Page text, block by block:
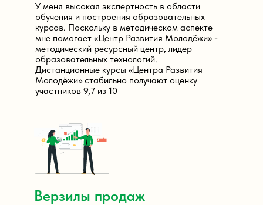
У меня высокая экспертность в области
обучения и построения образовательных
курсов. Поскольку в методическом аспекте
мне помогает «Центр Развития Молодёжи» -
методический ресурсный центр, лидер
образовательных технологий.
Дистанционные курсы «Центра Развития
Молодёжи» стабильно получают оценку
участников 9,7 из 10
Верзилы продаж